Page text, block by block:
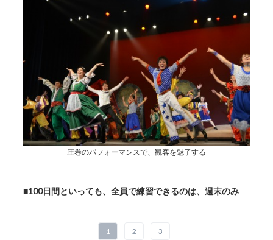
圧巻のパフォーマンスで、観客を魅了する
■100日間といっても、全員で練習できるのは、週末のみ
1 2 3